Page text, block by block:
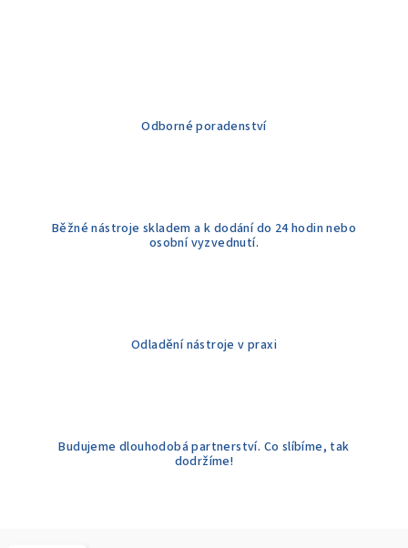
Odborné poradenství
Běžné nástroje skladem a k dodání do 24 hodin nebo
osobní vyzvednutí.
Odladění nástroje v praxi
Budujeme dlouhodobá partnerství. Co slíbíme, tak
dodržíme!